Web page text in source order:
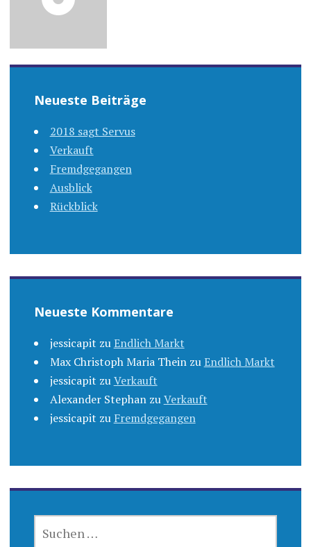
Neueste Beiträge
2018 sagt Servus
Verkauft
Fremdgegangen
Ausblick
Rückblick
Neueste Kommentare
jessicapit zuEndlich Markt
Max Christoph Maria TheinzuEndlich Markt
jessicapit zuVerkauft
Alexander StephanzuVerkauft
jessicapit zu Fremdgegangen
NACH: